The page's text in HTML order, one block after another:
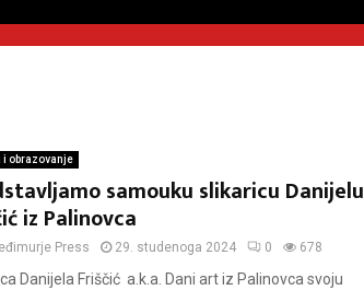
i obrazovanje
samouku slikaricu Danijelu
iz Palinovca
Press 29. studenoga 2024 0 678
Danijela Friščić a.k.a. Dani art iz Palinovca svoju